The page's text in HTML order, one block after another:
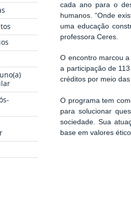
cada ano para o
humanos. “Onde
uma educação
professora Ceres.
O encontro marcou
a participação de
créditos por meio
O programa tem
para solucionar
sociedade. Sua
base em valores